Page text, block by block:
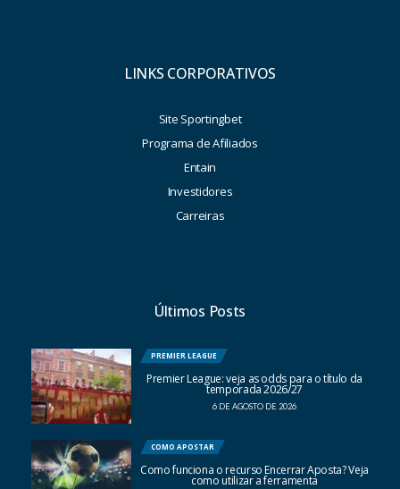
LINKS CORPORATIVOS
Site Sportingbet
Programa de Afiliados
Entain
Investidores
Carreiras
Últimos Posts
PREMIER LEAGUE
Premier League: veja as odds para o título da
temporada 2026/27
6 DE AGOSTO DE 2026
COMO APOSTAR
Como funciona o recurso Encerrar Aposta? Veja
como utilizar a ferramenta